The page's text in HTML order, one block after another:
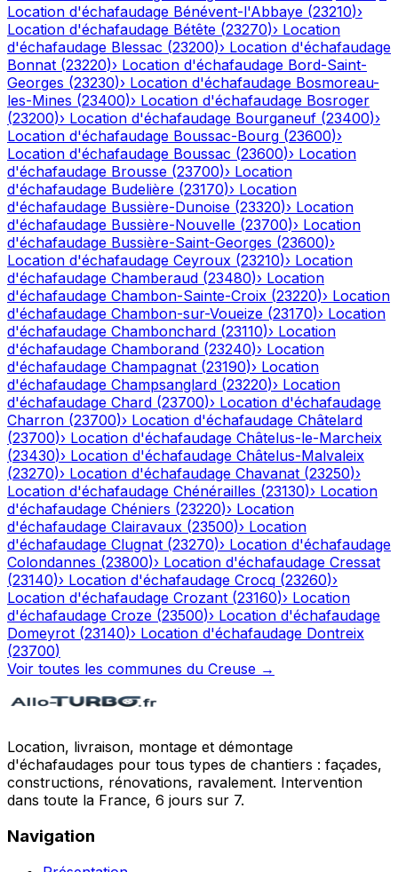
Location d'échafaudage Bénévent-l'Abbaye (23210)›
Location d'échafaudage Bétête (23270)› Location
d'échafaudage Blessac (23200)› Location d'échafaudage
Bonnat (23220)› Location d'échafaudage Bord-Saint-
Georges (23230)› Location d'échafaudage Bosmoreau-
les-Mines (23400)› Location d'échafaudage Bosroger
(23200)› Location d'échafaudage Bourganeuf (23400)›
Location d'échafaudage Boussac-Bourg (23600)›
Location d'échafaudage Boussac (23600)› Location
d'échafaudage Brousse (23700)› Location
d'échafaudage Budelière (23170)› Location
d'échafaudage Bussière-Dunoise (23320)› Location
d'échafaudage Bussière-Nouvelle (23700)› Location
d'échafaudage Bussière-Saint-Georges (23600)›
Location d'échafaudage Ceyroux (23210)› Location
d'échafaudage Chamberaud (23480)› Location
d'échafaudage Chambon-Sainte-Croix (23220)› Location
d'échafaudage Chambon-sur-Voueize (23170)› Location
d'échafaudage Chambonchard (23110)› Location
d'échafaudage Chamborand (23240)› Location
d'échafaudage Champagnat (23190)› Location
d'échafaudage Champsanglard (23220)› Location
d'échafaudage Chard (23700)› Location d'échafaudage
Charron (23700)› Location d'échafaudage Châtelard
(23700)› Location d'échafaudage Châtelus-le-Marcheix
(23430)› Location d'échafaudage Châtelus-Malvaleix
(23270)› Location d'échafaudage Chavanat (23250)›
Location d'échafaudage Chénérailles (23130)› Location
d'échafaudage Chéniers (23220)› Location
d'échafaudage Clairavaux (23500)› Location
d'échafaudage Clugnat (23270)› Location d'échafaudage
Colondannes (23800)› Location d'échafaudage Cressat
(23140)› Location d'échafaudage Crocq (23260)›
Location d'échafaudage Crozant (23160)› Location
d'échafaudage Croze (23500)› Location d'échafaudage
Domeyrot (23140)› Location d'échafaudage Dontreix
(23700)
Voir toutes les communes du Creuse →
Location, livraison, montage et démontage
d'échafaudages pour tous types de chantiers : façades,
constructions, rénovations, ravalement. Intervention
dans toute la France, 6 jours sur 7.
Navigation